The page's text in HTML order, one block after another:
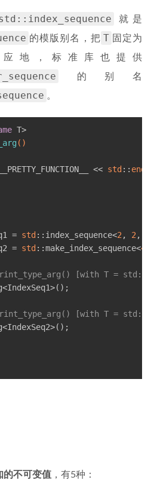
就是
的模版别名，把 T 固定为
应地，标准库也提供
的别名
。
T>
()
<< std :: endl
= std ::index_sequence<2 , 2 ,
= std ::make_index_sequence<4
[with T =
[with T =
的不可变值 ，有5种：